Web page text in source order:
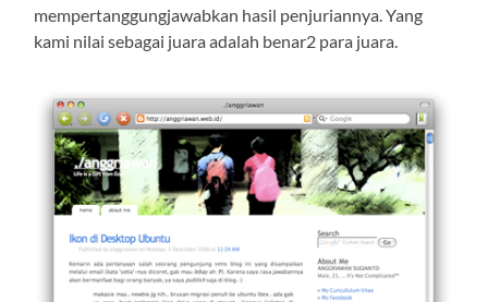
mempertanggungjawabkan hasil penjuriannya. Yang
kami nilai sebagai juara adalah benar2 para juara.